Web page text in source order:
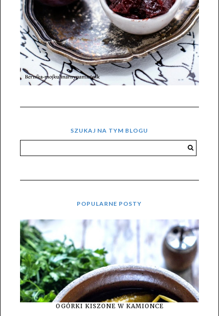
SZUKAJ NA TYM BLOGU
POPULARNE POSTY
OGÓRKI KISZONE W KAMIONCE